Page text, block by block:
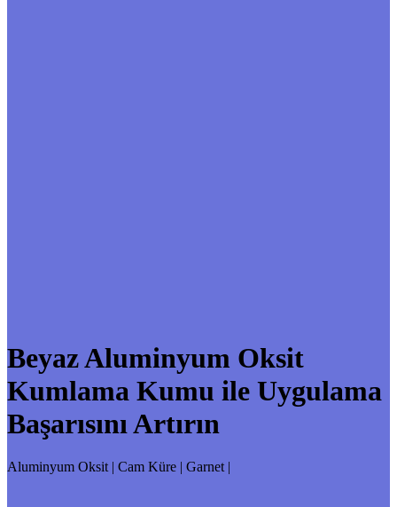
Beyaz Aluminyum Oksit
Kumlama Kumu ile Uygulama
Başarısını Artırın
Aluminyum Oksit | Cam Küre | Garnet |